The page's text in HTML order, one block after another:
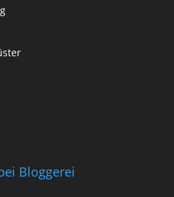
Bloggerei